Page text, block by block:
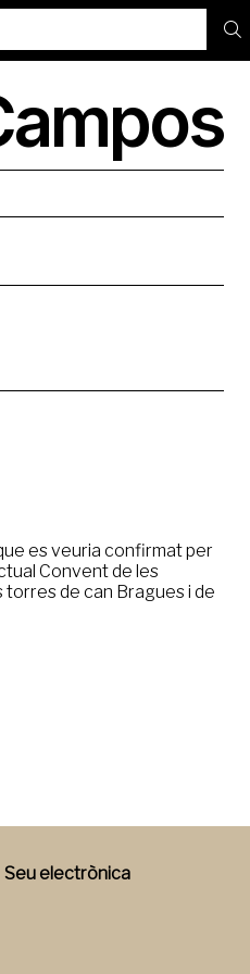
es veuria confirmat per
Convent de les
de can Bragues i de
Seu electrònica